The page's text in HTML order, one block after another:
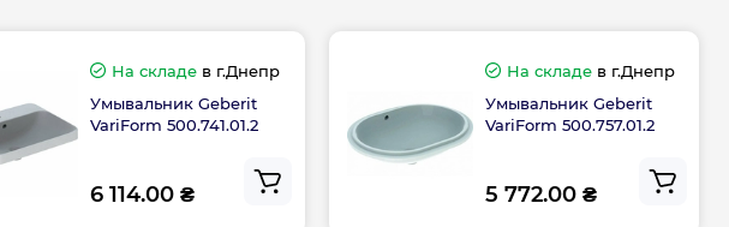
На складе в г.Днепр
Умывальник Geberit
VariForm 500.741.01.2
6 114.00 ₴
На складев г.Днепр
Умывальник Geberit
VariForm 500.757.01.2
5 772.00 ₴